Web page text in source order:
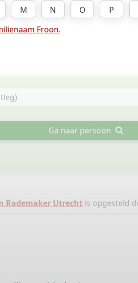
M N O P
Froon.
Ga naar persoon
Rademaker Utrechtis opgesteld